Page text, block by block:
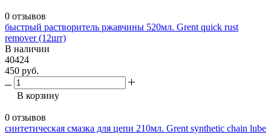
0 отзывов
быстрый растворитель ржавчины 520мл. Grent quick rust
remover (12шт)
В наличии
40424
450 руб.
В корзину
0 отзывов
синтетическая смазка для цепи 210мл. Grent synthetic chain lube